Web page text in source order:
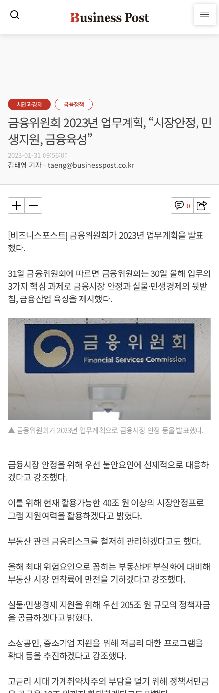
시민과경제 금융정책
금융위원회 2023년 업무계획, “시장안정, 민
생지원, 금융육성”
2023-01-31 09:56:07
김태영 기자 - taeng@businesspost.co.kr
0
[비즈니스포스트] 금융위원회가 2023년 업무계획을 발표
했다.
31일 금융위원회에 따르면 금융위원회는 30일 올해 업무의
3가지 핵심 과제로 금융시장 안정과 실물·민생경제의 뒷받
침, 금융산업 육성을 제시했다.
▲ 금융위원회가 2023년 업무계획으로 금융시장 안정 등을 발표했다.
금융시장 안정을 위해 우선 불안요인에 선제적으로 대응하
겠다고 강조했다.
이를 위해 현재 활용가능한 40조 원 이상의 시장안정프로
그램 지원여력을 활용하겠다고 밝혔다.
부동산 관련 금융리스크를 철저히 관리하겠다고도 했다.
올해 최대 위험요인으로 꼽히는 부동산PF 부실화에 대비해
부동산 시장 연착륙에 만전을 기하겠다고 강조했다.
실물·민생경제 지원을 위해 우선 205조 원 규모의 정책자금
을 공급하겠다고 밝혔다.
소상공인, 중소기업 지원을 위해 저금리 대환 프로그램을
확대 등을 추진하겠다고 강조했다.
고금리 시대 가계취약차주의 부담을 덜기 위해 정책서민금